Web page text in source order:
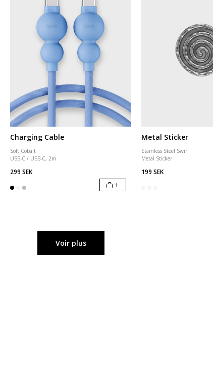
Charging Cable
Soft Cobalt
USB-C / USB-C, 2m
299 SEK
+
Metal Sticker
Stainless Steel Swirl
Metal Sticker
199 SEK
Voir plus